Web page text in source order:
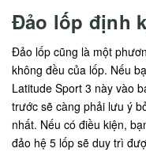
Đảo lốp định
Đảo lốp cũng là một
không đều của lốp. Nếu
Latitude Sport 3 này vào
trước sẽ càng phải lưu ý
nhất. Nếu có điều kiện,
đảo hệ 5 lốp sẽ duy trì